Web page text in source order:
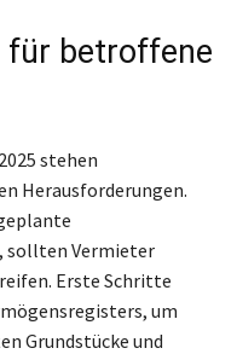
für betroffene
stehen
Herausforderungen.
sollten Vermieter
Erste Schritte
um
Grundstücke und